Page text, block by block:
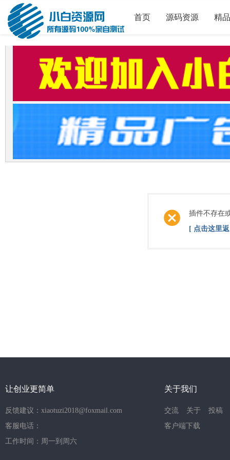
首页 源码资源 精
插件不存在
[ 点击这里
让创业更简单
反馈建议：xiaotuzi2018@foxmail.com
客服电话：
工作时间：周一到周六
关于我们
交流 关于
投稿
客户端下载